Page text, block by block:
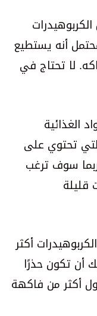
المحتمل أنه يستطيع
لا تحتاج في
الغذائية
تحتوي على
سوف ترغب
قليلة
أكثر
عليك أن تكون حذرًا
أكثر من فاكهة